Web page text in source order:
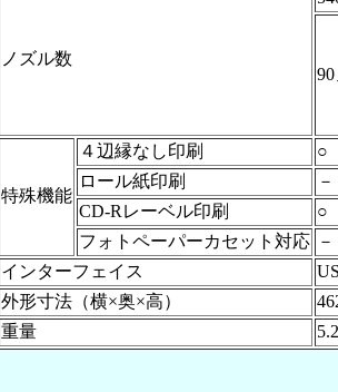
ノズル数
特殊機能
４辺縁なし印刷
○
ロール紙印刷
－
CD-Rレーベル印刷
○
フォトペーパーカセット対応 －
インターフェイス
外形寸法（横×奥×高）
重量